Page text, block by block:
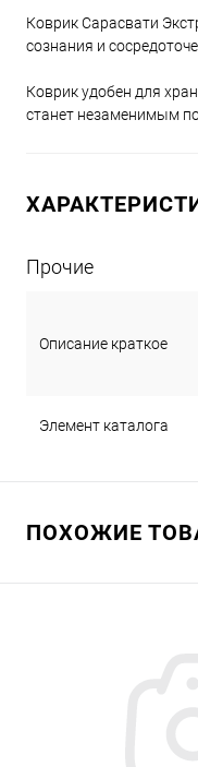
Коврик Сарасвати
сознания и
Коврик удобен для
станет незаменимым
Прочие
Описание краткое
Элемент каталога
ПОХОЖИЕ